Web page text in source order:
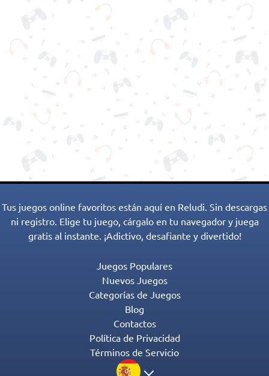
Tus juegos online favoritos están aquí en Reludi. Sin descargas
ni registro. Elige tu juego, cárgalo en tu navegador y juega
gratis al instante. ¡Adictivo, desafiante y divertido!
Juegos Populares
Nuevos Juegos
Categorías de Juegos
Blog
Contactos
Política de Privacidad
Términos de Servicio